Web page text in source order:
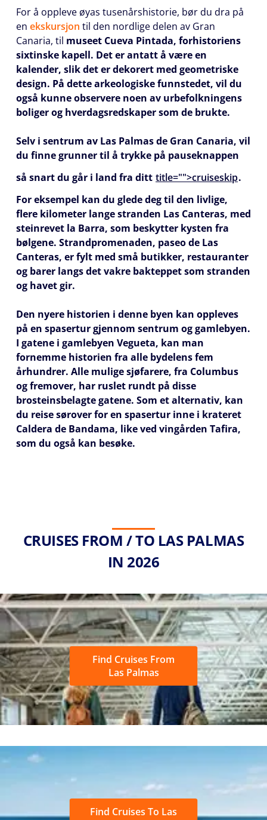
For å oppleve øyas tusenårshistorie, bør du dra på
en ekskursjon til den nordlige delen av Gran
Canaria, til museet Cueva Pintada, forhistoriens
sixtinske kapell. Det er antatt å være en
kalender, slik det er dekorert med geometriske
design. På dette arkeologiske funnstedet, vil du
også kunne observere noen av urbefolkningens
boliger og hverdagsredskaper som de brukte.
Selv i sentrum av Las Palmas de Gran Canaria, vil
du finne grunner til å trykke på pauseknappen
så snart du går i land fra ditt title="">cruiseskip.
For eksempel kan du glede deg til den livlige,
flere kilometer lange stranden Las Canteras, med
steinrevet la Barra, som beskytter kysten fra
bølgene. Strandpromenaden, paseo de Las
Canteras, er fylt med små butikker, restauranter
og barer langs det vakre bakteppet som stranden
og havet gir.
Den nyere historien i denne byen kan oppleves
på en spasertur gjennom sentrum og gamlebyen.
I gatene i gamlebyen Vegueta, kan man
fornemme historien fra alle bydelens fem
århundrer. Alle mulige sjøfarere, fra Columbus
og fremover, har ruslet rundt på disse
brosteinsbelagte gatene. Som et alternativ, kan
du reise sørover for en spasertur inne i krateret
Caldera de Bandama, like ved vingården Tafira,
som du også kan besøke.
CRUISES FROM / TO LAS PALMAS
IN 2026
Find Cruises From
Las Palmas
Find Cruises To Las